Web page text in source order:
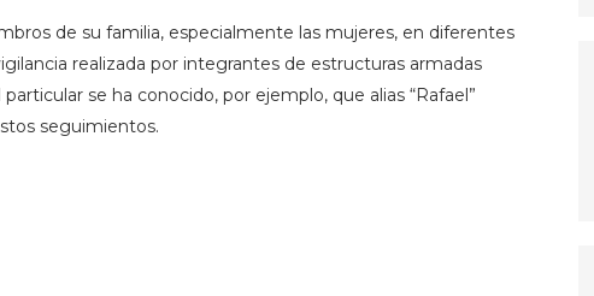
de su familia, especialmente las mujeres, en diferentes
realizada por integrantes de estructuras armadas
se ha conocido, por ejemplo, que alias “Rafael”
seguimientos.